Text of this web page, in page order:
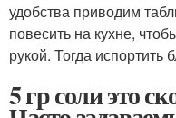
удобства приводим
повесить на кухне,
рукой. Тогда испортить
5 гр соли это